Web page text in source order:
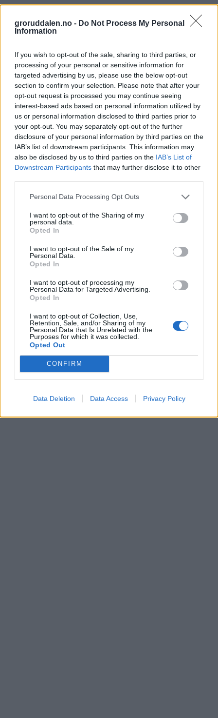
groruddalen.no - Do Not Process My Personal
Information
If you wish to opt-out of the sale, sharing to third parties, or
processing of your personal or sensitive information for
targeted advertising by us, please use the below opt-out
section to confirm your selection. Please note that after your
opt-out request is processed you may continue seeing
interest-based ads based on personal information utilized by
us or personal information disclosed to third parties prior to
your opt-out. You may separately opt-out of the further
disclosure of your personal information by third parties on the
IAB’s list of downstream participants. This information may
also be disclosed by us to third parties on the IAB’s List of
Downstream Participants that may further disclose it to other
Personal Data Processing Opt Outs
I want to opt-out of the Sharing of my
personal data.
Opted In
I want to opt-out of the Sale of my
Personal Data.
Opted In
I want to opt-out of processing my
Personal Data for Targeted Advertising.
Opted In
I want to opt-out of Collection, Use,
Retention, Sale, and/or Sharing of my
Personal Data that Is Unrelated with the
Purposes for which it was collected.
Opted Out
CONFIRM
Data Deletion Data Access Privacy Policy